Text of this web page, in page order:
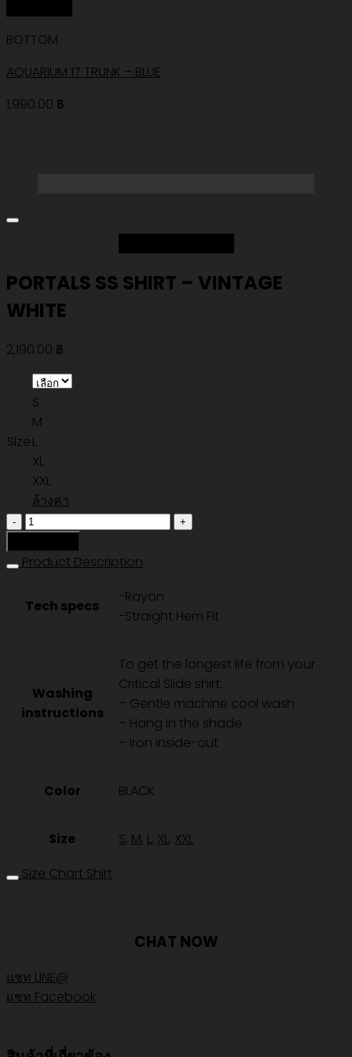
BOTTOM
AQUARIUM 17 TRUNK – BLUE
1,990.00 ฿
PORTALS SS SHIRT – VINTAGE
WHITE
2,190.00 ฿
Size
S
M
L
XL
XXL
ล้างค่า
จำนวน
SS
-
VINTAGE
Product Description
Tech specs
-Rayon
-Straight Hem Fit
Washing
instructions
To get the longest life from your
Critical Slide shirt:
– Gentle machine cool wash
– Hang in the shade
– Iron inside-out
Color BLACK
Size S, M, L, XL, XXL
Size Chart Shirt
CHAT NOW
แชท LINE@
แชท Facebook